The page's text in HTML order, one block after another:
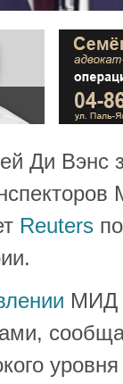
Ди Вэнс
Reuters
МИД